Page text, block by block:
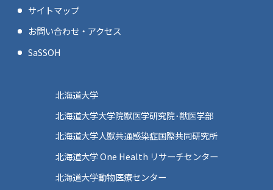
サイトマップ
お問い合わせ・アクセス
SaSSOH
北海道大学
北海道大学大学院獣医学研究院･獣医学部
北海道大学人獣共通感染症国際共同研究所
北海道大学 One Health リサーチセンター
北海道大学動物医療センター